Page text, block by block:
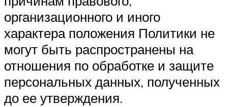
организационного и иного
характера положения Политики не
могут быть распространены на
отношения по обработке и защите
персональных данных, полученных
до ее утверждения.